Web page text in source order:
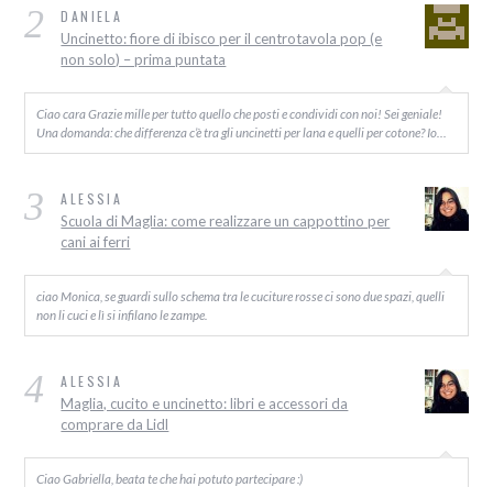
2 DANIELA
Uncinetto: fiore di ibisco per il centrotavola pop (e
non solo) – prima puntata
Ciao cara Grazie mille per tutto quello che posti e condividi con noi! Sei geniale!
Una domanda: che differenza c’è tra gli uncinetti per lana e quelli per cotone? Io…
3 ALESSIA
Scuola di Maglia: come realizzare un cappottino per
cani ai ferri
ciao Monica, se guardi sullo schema tra le cuciture rosse ci sono due spazi, quelli
non li cuci e lì si infilano le zampe.
4 ALESSIA
Maglia, cucito e uncinetto: libri e accessori da
comprare da Lidl
Ciao Gabriella, beata te che hai potuto partecipare :)